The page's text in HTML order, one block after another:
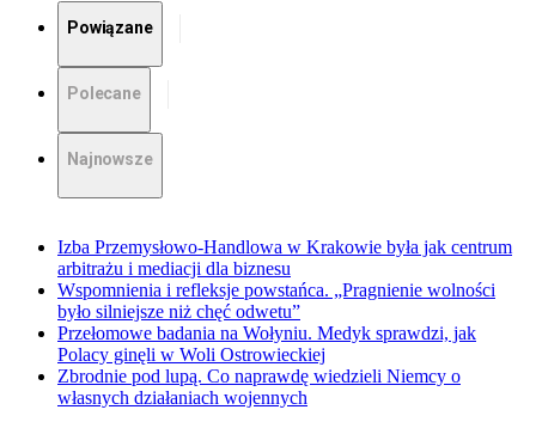
Powiązane
Polecane
Najnowsze
Izba Przemysłowo-Handlowa w Krakowie była jak centrum
arbitrażu i mediacji dla biznesu
Wspomnienia i refleksje powstańca. „Pragnienie wolności
było silniejsze niż chęć odwetu”
Przełomowe badania na Wołyniu. Medyk sprawdzi, jak
Polacy ginęli w Woli Ostrowieckiej
Zbrodnie pod lupą. Co naprawdę wiedzieli Niemcy o
własnych działaniach wojennych